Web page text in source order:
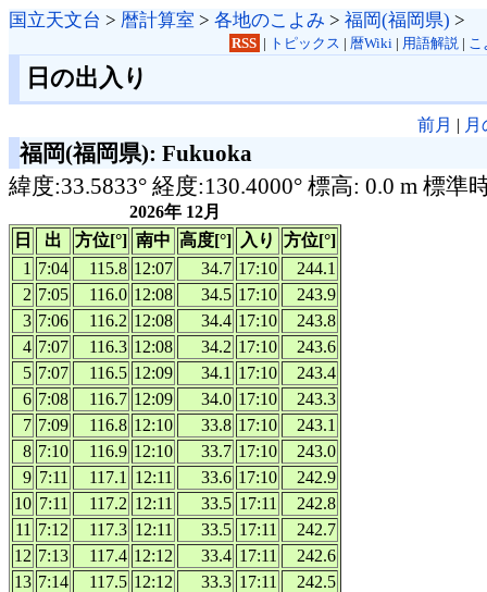
国立天文台 > 暦計算室 > 各地のこよみ > 福岡(福岡県) >
RSS | トピックス | 暦Wiki| 用語解説| こ
日の出入り
前月 |
福岡(福岡県): Fukuoka
緯度:33.5833° 経度:130.4000° 標高: 0.0 m 標準
2026年 12月
日
出 方位[°] 南中 高度[°] 入り
方位[°]
1 7:04 115.8 12:07 34.7 17:10
244.1
2 7:05 116.0 12:08 34.5 17:10
243.9
3 7:06 116.2 12:08 34.4 17:10
243.8
4 7:07 116.3 12:08 34.2 17:10
243.6
5 7:07 116.5 12:09 34.1 17:10
243.4
6 7:08 116.7 12:09 34.0 17:10
243.3
7 7:09 116.8 12:10 33.8 17:10
243.1
8 7:10 116.9 12:10 33.7 17:10
243.0
9 7:11 117.1 12:11 33.6 17:10
242.9
10 7:11 117.2 12:11 33.5 17:11
242.8
11 7:12 117.3 12:11 33.5 17:11
242.7
12 7:13 117.4 12:12 33.4 17:11
242.6
13 7:14 117.5 12:12 33.3 17:11
242.5